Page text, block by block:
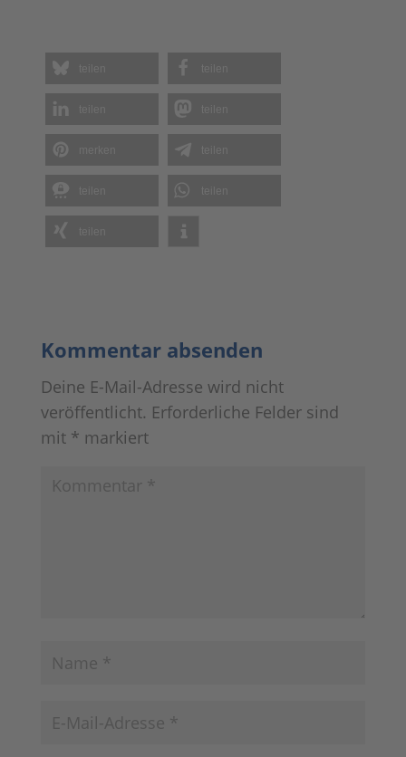
teilen teilen
teilen teilen
teilen
teilen teilen
teilen
Kommentar absenden
Deine E-Mail-Adresse wird nicht
veröffentlicht. Erforderliche Felder sind
mit * markiert